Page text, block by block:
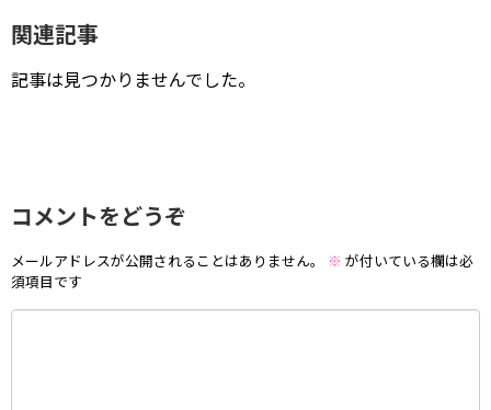
関連記事
記事は見つかりませんでした。
コメントをどうぞ
メールアドレスが公開されることはありません。 ※ が付いている欄は必
須項目です